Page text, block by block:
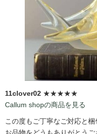
11clover02 ★★★★★
Callum shopの商品を見る
この度もご丁寧なご対応と